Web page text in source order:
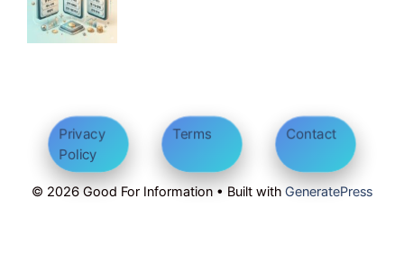
© 2026 Good For Information • Built with GeneratePress
Privacy
Policy
Terms Contact